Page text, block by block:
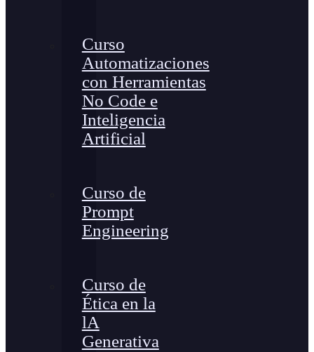
Curso
Automatizaciones
con Herramientas
No Code e
Inteligencia
Artificial
Curso de
Prompt
Engineering
Curso de
Ética en la
lA
Generativa